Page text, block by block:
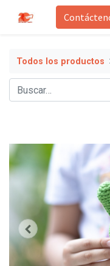
Todos los productos